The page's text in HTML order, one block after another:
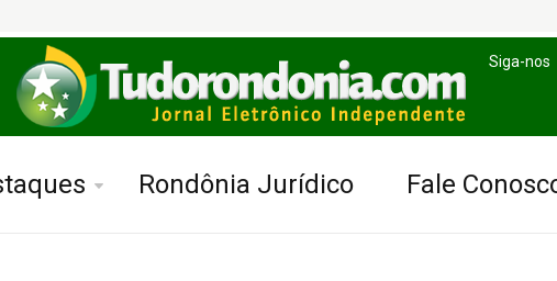
Siga-nos
Rondônia Jurídico Fale